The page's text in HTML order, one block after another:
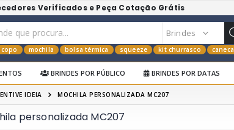
Verificados e Peça Cotação Grátis
copo mochila bolsa térmica squeeze kit churrasco caneca
BRINDES POR PÚBLICO BRINDES POR DATAS
IDEIA MOCHILA PERSONALIZADA MC207
personalizada MC207